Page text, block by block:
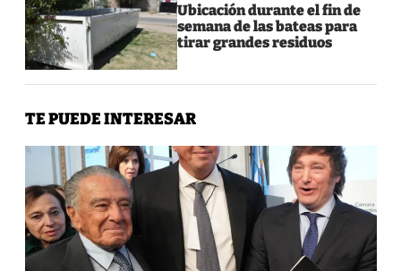
Ubicación durante el fin de
semana de las bateas para
tirar grandes residuos
TE PUEDE INTERESAR